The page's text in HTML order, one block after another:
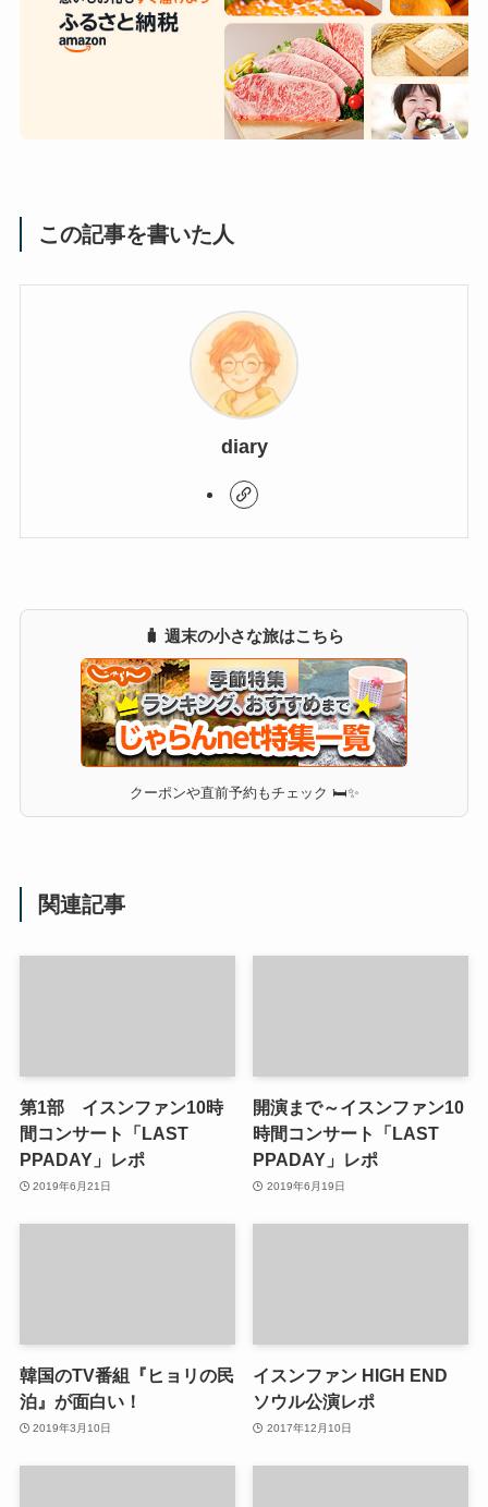
この記事を書いた人
diary
🧳 週末の小さな旅はこちら
クーポンや直前予約もチェック 🛏✨
関連記事
第1部 イスンファン10時
間コンサート「LAST
PPADAY」レポ
2019年6月21日
開演まで～イスンファン10
時間コンサート「LAST
PPADAY」レポ
2019年6月19日
韓国のTV番組『ヒョリの民
泊』が面白い！
2019年3月10日
イスンファン HIGH END
ソウル公演レポ
2017年12月10日